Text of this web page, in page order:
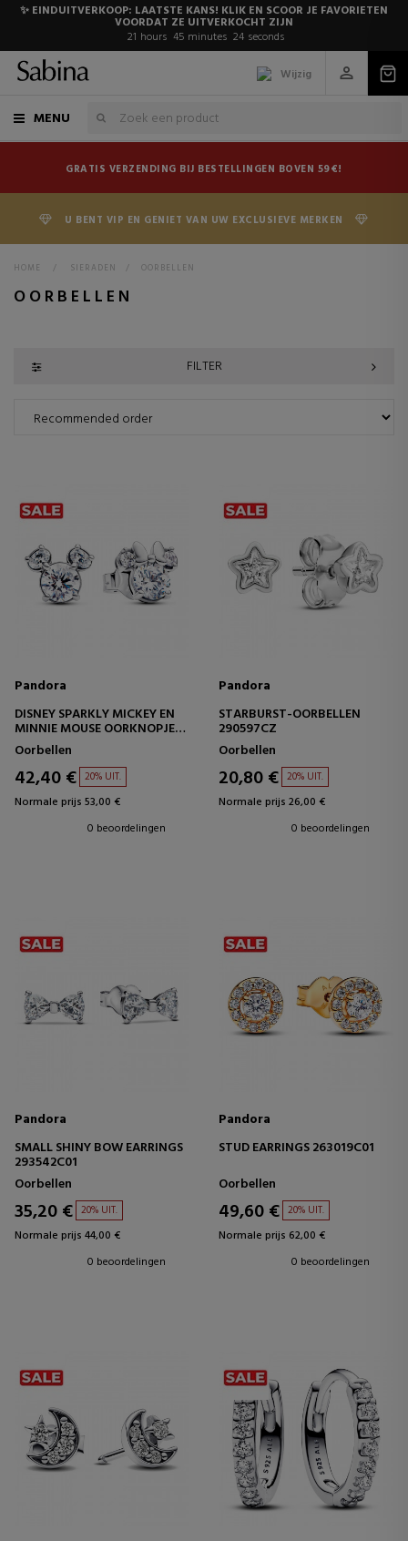
✨ EINDUITVERKOOP: LAATSTE KANS! KLIK EN SCOOR JE FAVORIETEN
VOORDAT ZE UITVERKOCHT ZIJN
21 hours 45 minutes 23 seconds
Wijzig
MENU
GRATIS VERZENDING BIJ BESTELLINGEN BOVEN 59€!
U BENT VIP EN GENIET VAN UW EXCLUSIEVE MERKEN
HOME > SIERADEN > OORBELLEN
OORBELLEN
FILTER
Pandora
DISNEY SPARKLY MICKEY EN
MINNIE MOUSE OORKNOPJES
293219C01
Oorbellen
42,40 € 20% UIT.
Normale prijs 53,00 €
0 beoordelingen
Pandora
STARBURST-OORBELLEN
290597CZ
Oorbellen
20,80 € 20% UIT.
Normale prijs 26,00 €
0 beoordelingen
Pandora
SMALL SHINY BOW EARRINGS
293542C01
Oorbellen
35,20 € 20% UIT.
Normale prijs 44,00 €
0 beoordelingen
Pandora
STUD EARRINGS 263019C01
Oorbellen
49,60 € 20% UIT.
Normale prijs 62,00 €
0 beoordelingen